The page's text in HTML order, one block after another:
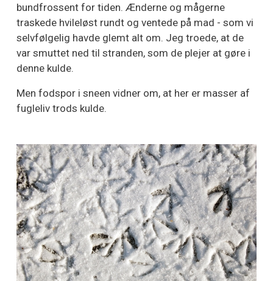
bundfrossent for tiden. Ænderne og mågerne
traskede hvileløst rundt og ventede på mad - som vi
selvfølgelig havde glemt alt om. Jeg troede, at de
var smuttet ned til stranden, som de plejer at gøre i
denne kulde.
Men fodspor i sneen vidner om, at her er masser af
fugleliv trods kulde.